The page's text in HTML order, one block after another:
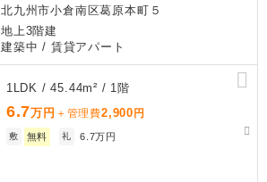
北九州市小倉南区葛原本町５
地上3階建
建築中 / 賃貸アパート
1LDK / 45.44m² / 1階
6.7万円 ＋管理費2,900 円
敷 無料 礼 6.7万円